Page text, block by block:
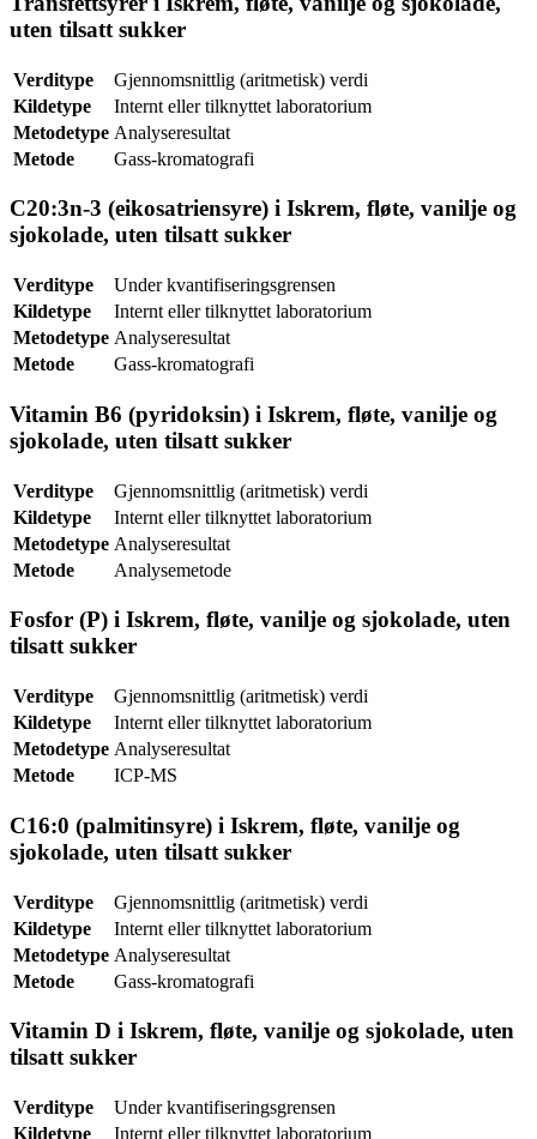
uten tilsatt sukker
Verditype
Gjennomsnittlig (aritmetisk) verdi
Kildetype
Internt eller tilknyttet laboratorium
Metodetype Analyseresultat
Metode
Gass-kromatografi
C20:3n-3 (eikosatriensyre) i Iskrem, fløte, vanilje og
sjokolade, uten tilsatt sukker
Verditype
Under kvantifiseringsgrensen
Kildetype
Internt eller tilknyttet laboratorium
Metodetype Analyseresultat
Metode
Gass-kromatografi
Vitamin B6 (pyridoksin) i Iskrem, fløte, vanilje og
sjokolade, uten tilsatt sukker
Verditype
Gjennomsnittlig (aritmetisk) verdi
Kildetype
Internt eller tilknyttet laboratorium
Metodetype Analyseresultat
Metode
Analysemetode
Fosfor (P) i Iskrem, fløte, vanilje og sjokolade, uten
tilsatt sukker
Verditype
Gjennomsnittlig (aritmetisk) verdi
Kildetype
Internt eller tilknyttet laboratorium
Metodetype Analyseresultat
Metode
ICP-MS
C16:0 (palmitinsyre) i Iskrem, fløte, vanilje og
sjokolade, uten tilsatt sukker
Verditype
Gjennomsnittlig (aritmetisk) verdi
Kildetype
Internt eller tilknyttet laboratorium
Metodetype Analyseresultat
Metode
Gass-kromatografi
Vitamin D i Iskrem, fløte, vanilje og sjokolade, uten
tilsatt sukker
Verditype
Under kvantifiseringsgrensen
Kildetype
Internt eller tilknyttet laboratorium